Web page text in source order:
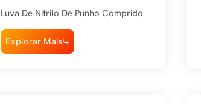
Nitrilo E Punho Arenoso
Luva De Nitrilo De Punho Comprido
Explorar Mais